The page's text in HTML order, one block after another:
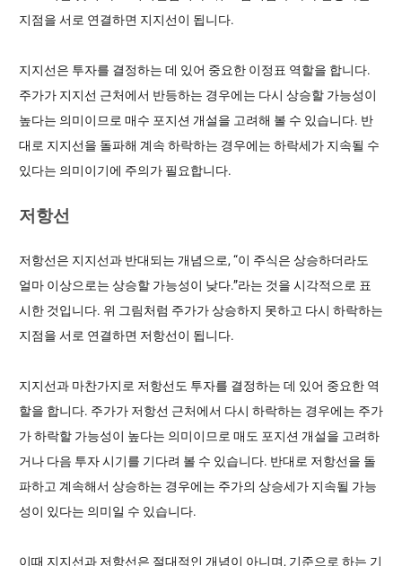
지점을 서로 연결하면 지지선이 됩니다.
지지선은 투자를 결정하는 데 있어 중요한 이정표 역할을 합니다.
주가가 지지선 근처에서 반등하는 경우에는 다시 상승할 가능성이
높다는 의미이므로 매수 포지션 개설을 고려해 볼 수 있습니다. 반
대로 지지선을 돌파해 계속 하락하는 경우에는 하락세가 지속될 수
있다는 의미이기에 주의가 필요합니다.
저항선
저항선은 지지선과 반대되는 개념으로, “이 주식은 상승하더라도
얼마 이상으로는 상승할 가능성이 낮다.”라는 것을 시각적으로 표
시한 것입니다. 위 그림처럼 주가가 상승하지 못하고 다시 하락하는
지점을 서로 연결하면 저항선이 됩니다.
지지선과 마찬가지로 저항선도 투자를 결정하는 데 있어 중요한 역
할을 합니다. 주가가 저항선 근처에서 다시 하락하는 경우에는 주가
가 하락할 가능성이 높다는 의미이므로 매도 포지션 개설을 고려하
거나 다음 투자 시기를 기다려 볼 수 있습니다. 반대로 저항선을 돌
파하고 계속해서 상승하는 경우에는 주가의 상승세가 지속될 가능
성이 있다는 의미일 수 있습니다.
이때 지지선과 저항선은 절대적인 개념이 아니며, 기준으로 하는 기